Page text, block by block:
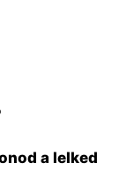
a lelked